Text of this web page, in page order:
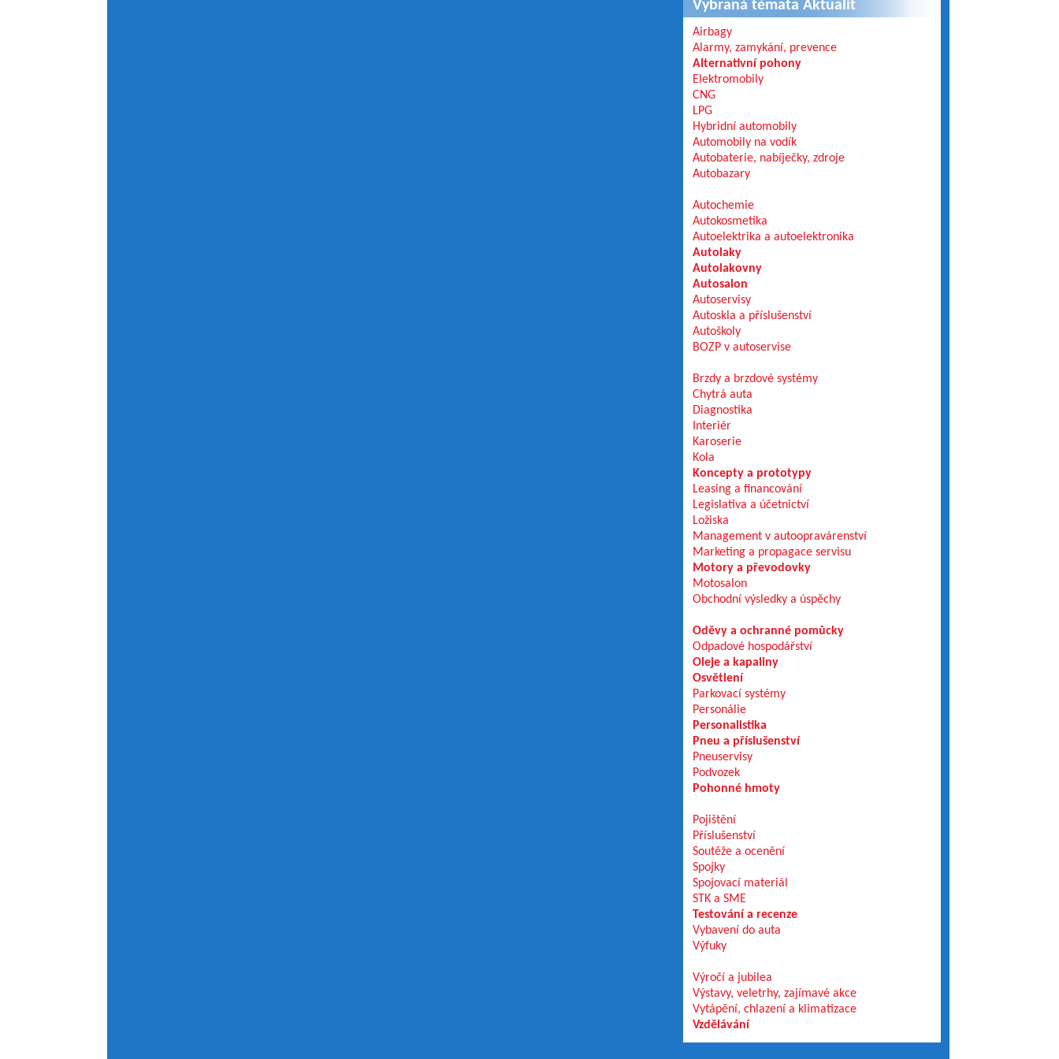
Vybraná témata Aktualit
Airbagy
Alarmy, zamykání, prevence
Alternativní pohony
Elektromobily
CNG
LPG
Hybridní automobily
Automobily na vodík
Autobaterie, nabíječky, zdroje
Autobazary
Autochemie
Autokosmetika
Autoelektrika a autoelektronika
Autolaky
Autolakovny
Autosalon
Autoservisy
Autoskla a příslušenství
Autoškoly
BOZP v autoservise
Brzdy a brzdové systémy
Chytrá auta
Diagnostika
Interiér
Karoserie
Kola
Koncepty a prototypy
Leasing a financování
Legislativa a účetnictví
Ložiska
Management v autoopravárenství
Marketing a propagace servisu
Motory a převodovky
Motosalon
Obchodní výsledky a úspěchy
Oděvy a ochranné pomůcky
Odpadové hospodářství
Oleje a kapaliny
Osvětlení
Parkovací systémy
Personálie
Personalistika
Pneu a příslušenství
Pneuservisy
Podvozek
Pohonné hmoty
Pojištění
Příslušenství
Soutěže a ocenění
Spojky
Spojovací materiál
STK a SME
Testování a recenze
Vybavení do auta
Výfuky
Výročí a jubilea
Výstavy, veletrhy, zajímavé akce
Vytápění, chlazení a klimatizace
Vzdělávání